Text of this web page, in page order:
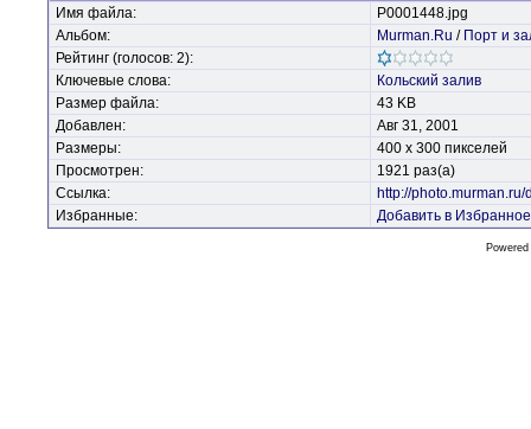
Имя файла:
P0001448.jpg
Альбом:
Murman.Ru / Порт и
Рейтинг (голосов: 2):
Ключевые слова:
Кольский залив
Размер файла:
43 KB
Добавлен:
Авг 31, 2001
Размеры:
400 x 300 пикселей
Просмотрен:
1921 раз(а)
Ссылка:
http://
Избранные:
Добавить в Избранное